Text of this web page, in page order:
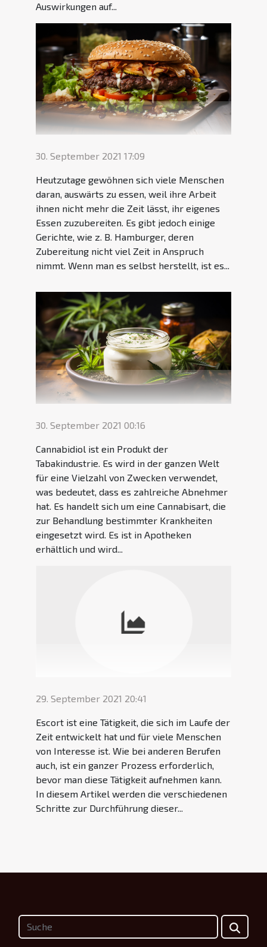
Auswirkungen auf...
30. September 2021 17:09
Heutzutage gewöhnen sich viele Menschen
daran, auswärts zu essen, weil ihre Arbeit
ihnen nicht mehr die Zeit lässt, ihr eigenes
Essen zuzubereiten. Es gibt jedoch einige
Gerichte, wie z. B. Hamburger, deren
Zubereitung nicht viel Zeit in Anspruch
nimmt. Wenn man es selbst herstellt, ist es...
30. September 2021 00:16
Cannabidiol ist ein Produkt der
Tabakindustrie. Es wird in der ganzen Welt
für eine Vielzahl von Zwecken verwendet,
was bedeutet, dass es zahlreiche Abnehmer
hat. Es handelt sich um eine Cannabisart, die
zur Behandlung bestimmter Krankheiten
eingesetzt wird. Es ist in Apotheken
erhältlich und wird...
29. September 2021 20:41
Escort ist eine Tätigkeit, die sich im Laufe der
Zeit entwickelt hat und für viele Menschen
von Interesse ist. Wie bei anderen Berufen
auch, ist ein ganzer Prozess erforderlich,
bevor man diese Tätigkeit aufnehmen kann.
In diesem Artikel werden die verschiedenen
Schritte zur Durchführung dieser...